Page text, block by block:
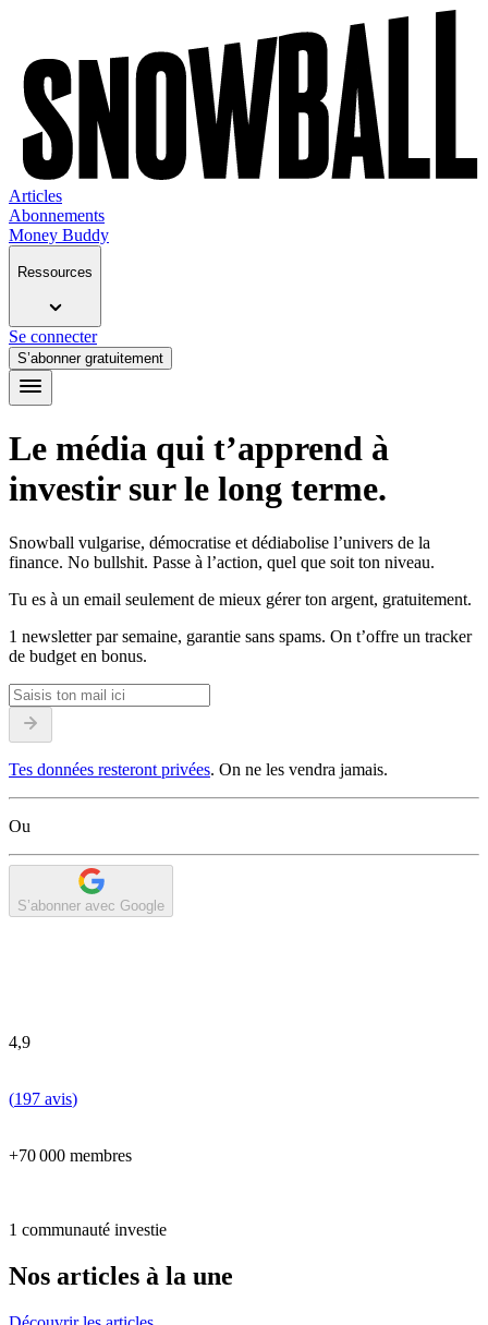
Articles
Abonnements
Money Buddy
Ressources
Se connecter
S’abonner gratuitement
Le média qui t’apprend à
investir sur le long terme.
Snowball vulgarise, démocratise et dédiabolise l’univers de la
finance. No bullshit. Passe à l’action, quel que soit ton niveau.
Tu es à un email seulement de mieux gérer ton argent, gratuitement.
1 newsletter par semaine, garantie sans spams. On t’offre un tracker
de budget en bonus.
Tes données resteront privées. On ne les vendra jamais.
Ou
S’abonner avec Google
4,9
(197 avis)
+70 000 membres
1 communauté investie
Nos articles à la une